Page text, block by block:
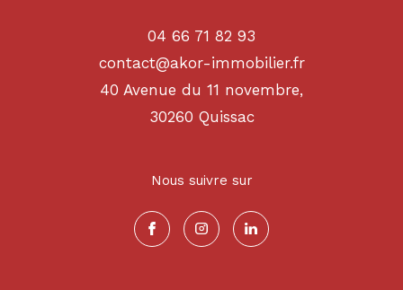
04 66 71 82 93
contact@akor-immobilier.fr
40 Avenue du 11 novembre,
30260
quissac
Nous suivre sur